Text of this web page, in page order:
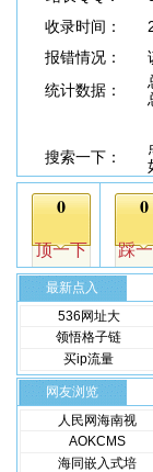
收录时间：
报错情况：
统计数据：
搜索一下：
最新点入
536网址大
领悟格子链
买ip流量
网友浏览
人民网海南视
AOKCMS
海同嵌入式培